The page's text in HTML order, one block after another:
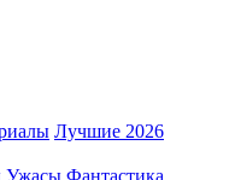
Лучшие 2026
Ужасы Фантастика